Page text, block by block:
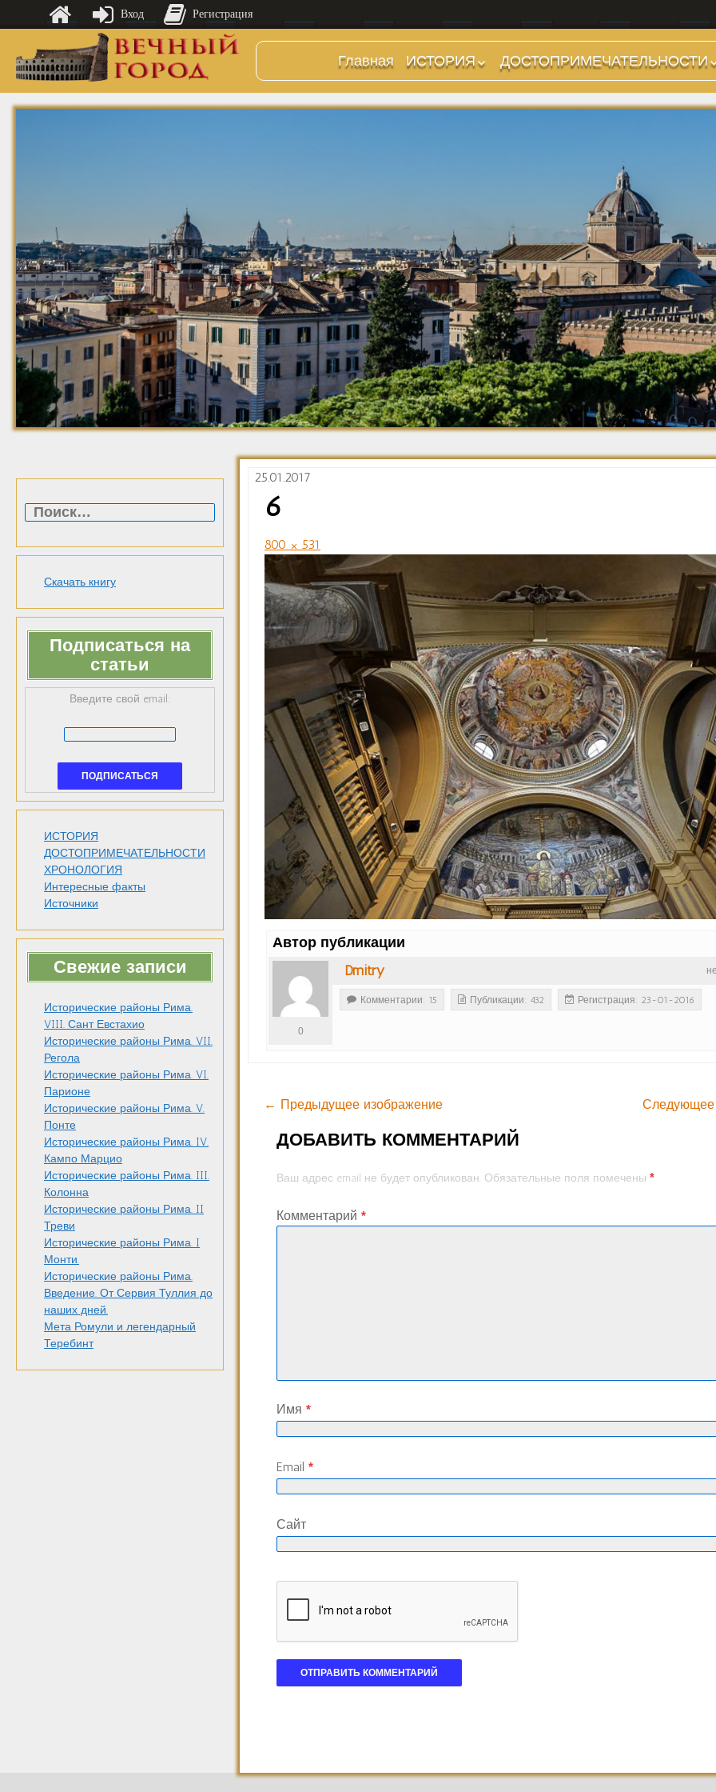
Главная
ИСТОРИЯ
Предыстория
Царский период
Империя. Принципат
(27 г до н.э. — 284 г
н.э.)
Империя. Доминат
(284-476 гг)
Темные Века. Готы
Темные Века.
Экзархат
Средневековье
Возрождение и
Барокко
ДОСТОПРИМЕЧАТЕЛЬНОСТИ
Холмы и остров.
Районы
Стадионы, Термы
Дохристианские
храмы
Христианские храмы,
базилики etc.
Дворцы
Арки, колонны и
обелиски
Фонтаны
Скачать книгу
Подписаться на
статьи
Введите свой email:
ИСТОРИЯ
ДОСТОПРИМЕЧАТЕЛЬНОСТИ
ХРОНОЛОГИЯ
Интересные факты
Источники
Свежие записи
Исторические районы Рима.
VIII. Сант Евстахио
Исторические районы Рима. VII.
Регола
Исторические районы Рима. VI.
Парионе
Исторические районы Рима. V.
Понте
Исторические районы Рима. IV.
Кампо Марцио
Исторические районы Рима. III.
Колонна
Исторические районы Рима. II
Треви
Исторические районы Рима. I
Монти.
Исторические районы Рима.
Введение. От Сервия Туллия до
наших дней.
Мета Ромули и легендарный
Теребинт
25.01.2017
6
800 × 531
Автор публикации
Dmitry
0
Комментарии: 15 Публикации: 432 Регистрация: 23-01-2016
← Предыдущее изображение Следующее
ДОБАВИТЬ КОММЕНТАРИЙ
Ваш адрес email не будет опубликован. Обязательные поля помечены*
Комментарий*
Имя*
Email*
Сайт
Вход Регистрация